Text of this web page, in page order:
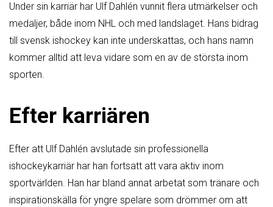
Under sin karriär har Ulf Dahlén vunnit flera utmärkelser och
medaljer, både inom NHL och med landslaget. Hans bidrag
till svensk ishockey kan inte underskattas, och hans namn
kommer alltid att leva vidare som en av de största inom
sporten.
Efter karriären
Efter att Ulf Dahlén avslutade sin professionella
ishockeykarriär har han fortsatt att vara aktiv inom
sportvärlden. Han har bland annat arbetat som tränare och
inspirationskälla för yngre spelare som drömmer om att